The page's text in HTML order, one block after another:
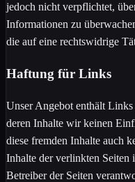
jedoch nicht verpflichtet,
Informationen zu
die auf eine rechtswidrige
Haftung für Links
Unser Angebot enthält
deren Inhalte wir keinen
diese fremden Inhalte auch
Inhalte der verlinkten Seiten
Betreiber der Seiten